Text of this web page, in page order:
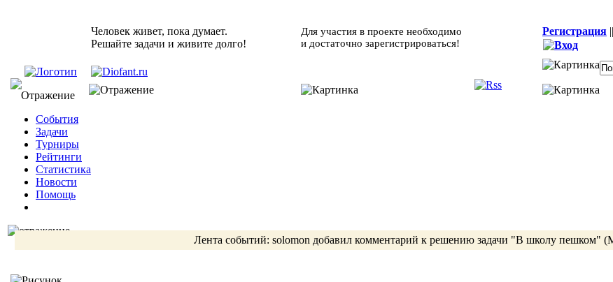
Человек живет, пока думает.
Решайте задачи и живите долго!
Для участия в проекте необходимо
и достаточно зарегистрироваться!
Регистрация ||
События
Задачи
Турниры
Рейтинги
Статистика
Новости
Помощь
Лента событий: solomon добавил комментарий к решениюзадачи "В школу пешком"